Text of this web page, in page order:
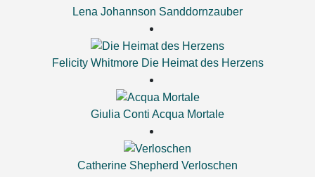
Lena Johannson Sanddornzauber
Felicity Whitmore Die Heimat des Herzens
Giulia Conti Acqua Mortale
Catherine Shepherd Verloschen